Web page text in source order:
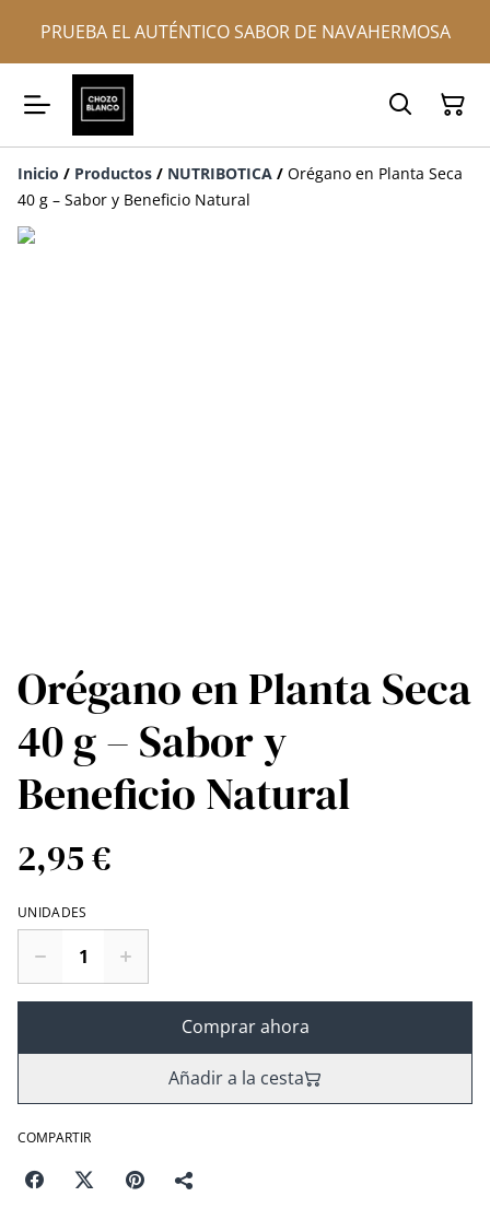
PRUEBA EL AUTÉNTICO SABOR DE NAVAHERMOSA
Inicio / Productos / NUTRIBOTICA / Orégano en Planta Seca
40 g – Sabor y Beneficio Natural
Orégano en Planta Seca
40 g – Sabor y
Beneficio Natural
2,95 €
UNIDADES
Comprar ahora
Añadir a la cesta
COMPARTIR